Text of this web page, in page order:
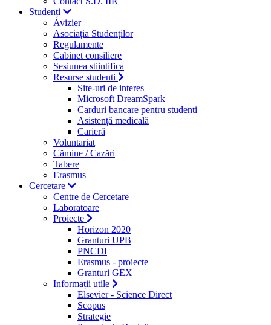
Studenți
Avizier
Asociația Studenților
Regulamente
Cabinet consiliere
Sesiunea stiintifica
Resurse studenti
Site-uri de interes
Microsoft DreamSpark
Carduri bancare pentru studenti
Asistență medicală
Carieră
Voluntariat
Cămine / Cazări
Tabere
Erasmus
Cercetare
Centre de Cercetare
Laboratoare
Proiecte
Horizon 2020
Granturi UPB
PNCDI
Erasmus - proiecte
Granturi GEX
Informații utile
Elsevier - Science Direct
Scopus
Strategie